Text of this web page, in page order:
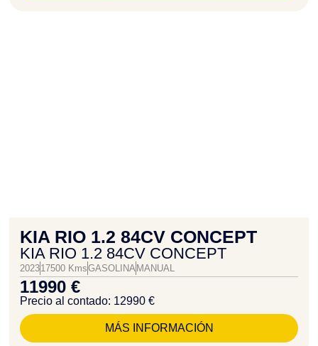
KIA RIO 1.2 84CV CONCEPT
KIA RIO 1.2 84CV CONCEPT
202317500 KmsGASOLINA MANUAL
11990 €
Precio al contado: 12990 €
MÁS INFORMACIÓN